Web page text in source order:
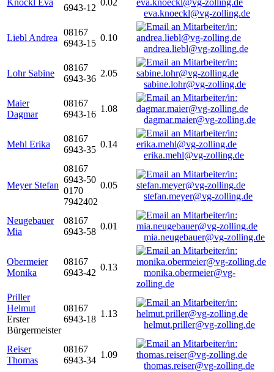
Knöckl Eva
6943-12
0.02
eva.knoeckl@vg-zolling.de
Liebl Andrea
08167
6943-15
0.10
andrea.liebl@vg-zolling.de
Lohr Sabine
08167
6943-36
2.05
sabine.lohr@vg-zolling.de
Maier
Dagmar
08167
6943-16
1.08
dagmar.maier@vg-zolling.de
Mehl Erika
08167
6943-35
0.14
erika.mehl@vg-zolling.de
Meyer Stefan
08167
6943-50
0170
7942402
0.05
stefan.meyer@vg-zolling.de
Neugebauer
Mia
08167
6943-58
0.01
mia.neugebauer@vg-zolling.de
Obermeier
Monika
08167
6943-42
0.13
monika.obermeier@vg-
zolling.de
Priller
Helmut
Erster
Bürgermeister
08167
6943-18
1.13
helmut.priller@vg-zolling.de
Reiser
Thomas
08167
6943-34
1.09
thomas.reiser@vg-zolling.de